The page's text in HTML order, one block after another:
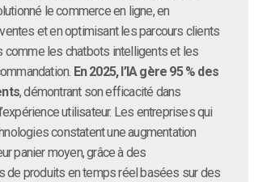
le commerce en ligne, en
et en optimisant les parcours clients
comme les chatbots intelligents et les
En 2025, l’IA gère 95 % des
, démontrant son efficacité dans
utilisateur. Les entreprises qui
constatent une augmentation
panier moyen, grâce à des
de produits en temps réel basées sur des